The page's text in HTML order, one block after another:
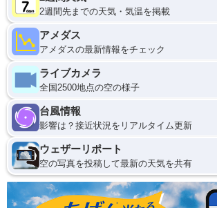
2週間先までの天気・気温を掲載
アメダス
アメダスの最新情報をチェック
ライブカメラ
全国2500地点の空の様子
台風情報
影響は？接近状況をリアルタイム更新
ウェザーリポート
空の写真を投稿して最新の天気を共有